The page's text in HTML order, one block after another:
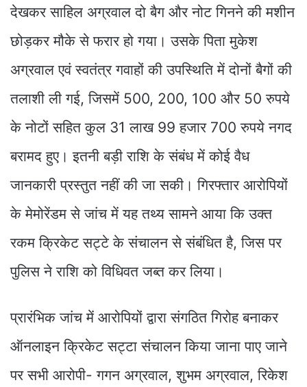
देखकर साहिल अग्रवाल दो बैग और नोट गिनने की मशीन
छोड़कर मौके से फरार हो गया। उसके पिता मुकेश
अग्रवाल एवं स्वतंत्र गवाहों की उपस्थिति में दोनों बैगों की
तलाशी ली गई, जिसमें 500, 200, 100 और 50 रुपये
के नोटों सहित कुल 31 लाख 99 हजार 700 रुपये नगद
बरामद हुए। इतनी बड़ी राशि के संबंध में कोई वैध
जानकारी प्रस्तुत नहीं की जा सकी। गिरफ्तार आरोपियों
के मेमोरेंडम से जांच में यह तथ्य सामने आया कि उक्त
रकम क्रिकेट सट्टे के संचालन से संबंधित है, जिस पर
पुलिस ने राशि को विधिवत जब्त कर लिया।
प्रारंभिक जांच में आरोपियों द्वारा संगठित गिरोह बनाकर
ऑनलाइन क्रिकेट सट्टा संचालन किया जाना पाए जाने
पर सभी आरोपी- गगन अग्रवाल, शुभम अग्रवाल, रिकेश